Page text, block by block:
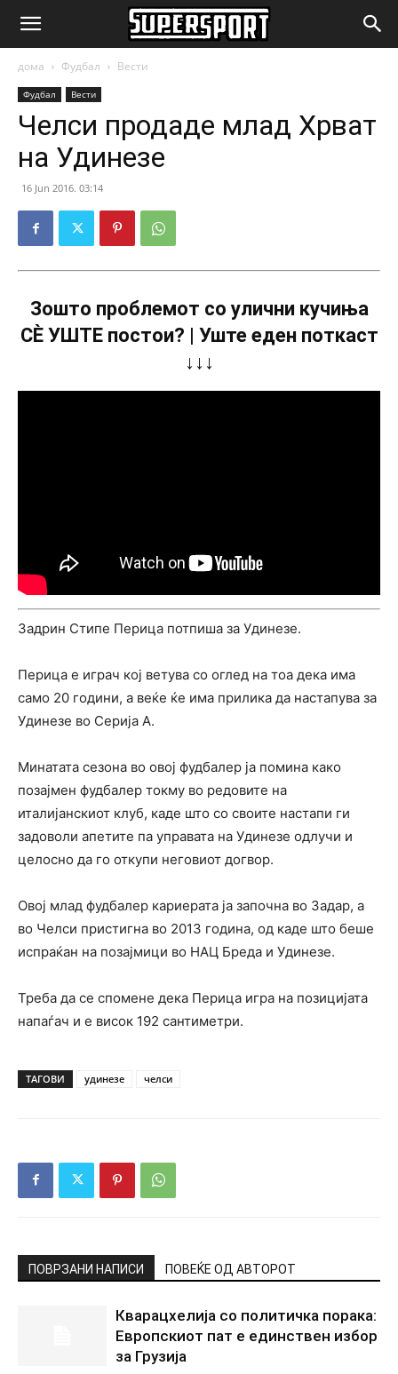
SuperSport.mk
дома Фудбал Вести
Фудбал Вести
Челси продаде млад Хрват
на Удинезе
16 Jun 2016. 03:14
Зошто проблемот со улични кучиња
СÈ УШТЕ постои? | Уште еден поткаст
↓↓↓
Задрин Стипе Перица потпиша за Удинезе.
Перица е играч кој ветува со оглед на тоа дека има
само 20 години, а веќе ќе има прилика да настапува за
Удинезе во Серија А.
Минатата сезона во овој фудбалер ја помина како
позајмен фудбалер токму во редовите на
италијанскиот клуб, каде што со своите настапи ги
задоволи апетите па управата на Удинезе одлучи и
целосно да го откупи неговиот догвор.
Овој млад фудбалер кариерата ја започна во Задар, а
во Челси пристигна во 2013 година, од каде што беше
испраќан на позајмици во НАЦ Бреда и Удинезе.
Треба да се спомене дека Перица игра на позицијата
напаѓач и е висок 192 сантиметри.
ТАГОВИ удинезе челси
ПОВРЗАНИ НАПИСИ ПОВЕЌЕ ОД АВТОРОТ
Кварацхелија со политичка порака:
Европскиот пат е единствен избор
за Грузија